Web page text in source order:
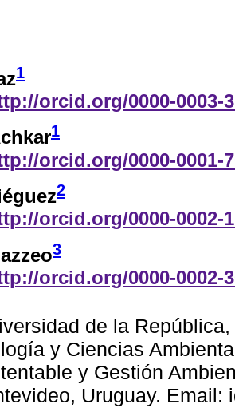
1
orcid.org/0000-0003-
1
orcid.org/0000-0001-
2
orcid.org/0000-0002-
3
orcid.org/0000-0002-
de la
y Ciencias
y Gestión
Uruguay. Email: